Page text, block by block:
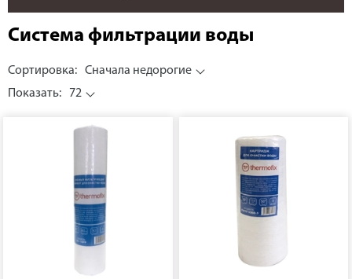
Система фильтрации воды
Сортировка:
Сначала недорогие
Показать:
72